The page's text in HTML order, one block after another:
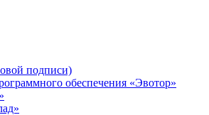
подписи)
обеспечения «Эвотор»